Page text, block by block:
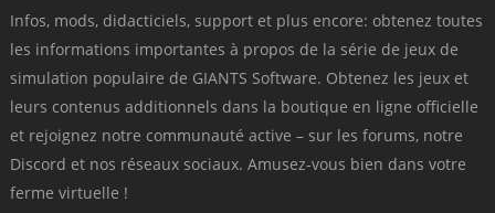
Infos, mods, didacticiels, support et plus encore: obtenez toutes
les informations importantes à propos de la série de jeux de
simulation populaire de GIANTS Software. Obtenez les jeux et
leurs contenus additionnels dans la boutique en ligne officielle
et rejoignez notre communauté active – sur les forums, notre
Discord et nos réseaux sociaux. Amusez-vous bien dans votre
ferme virtuelle !